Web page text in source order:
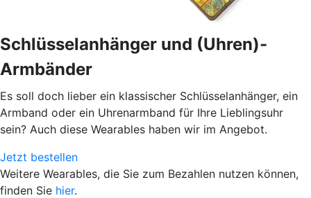
Schlüsselanhänger und (Uhren)-
Armbänder
Es soll doch lieber ein klassischer Schlüsselanhänger, ein
Armband oder ein Uhrenarmband für Ihre Lieblingsuhr
sein? Auch diese Wearables haben wir im Angebot.
Jetzt bestellen
Weitere Wearables, die Sie zum Bezahlen nutzen können,
finden Sie hier.